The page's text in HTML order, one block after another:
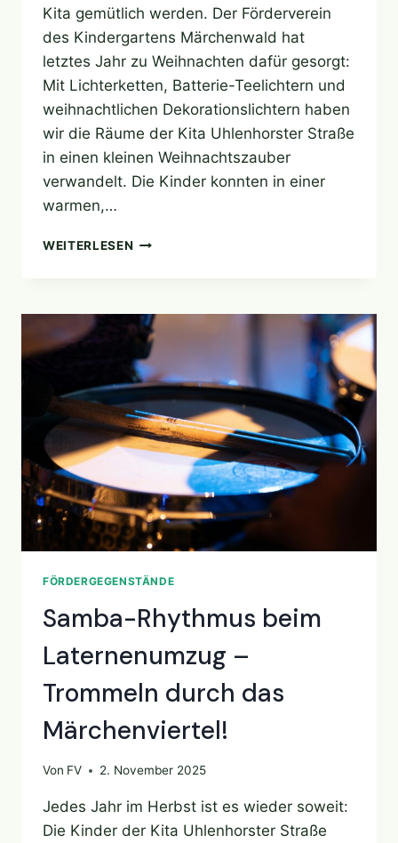
Kita gemütlich werden. Der Förderverein
des Kindergartens Märchenwald hat
letztes Jahr zu Weihnachten dafür gesorgt:
Mit Lichterketten, Batterie-Teelichtern und
weihnachtlichen Dekorationslichtern haben
wir die Räume der Kita Uhlenhorster Straße
in einen kleinen Weihnachtszauber
verwandelt. Die Kinder konnten in einer
warmen,…
WEITERLESENWEIHNACHTSZAUBER
–
LICHTER
FÜR
EINE
BESONDERE
STIMMUNG
FÖRDERGEGENSTÄNDE
Samba-Rhythmus beim
Laternenumzug –
Trommeln durch das
Märchenviertel!
Von FV 2. November 2025
Jedes Jahr im Herbst ist es wieder soweit:
Die Kinder der Kita Uhlenhorster Straße